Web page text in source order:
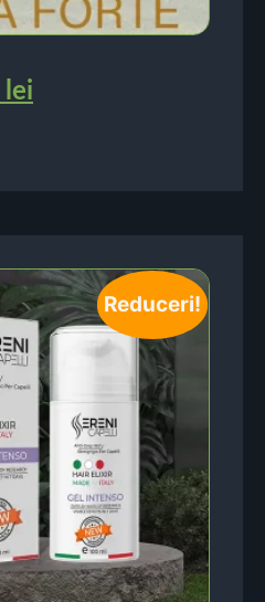
lei
Reduceri!